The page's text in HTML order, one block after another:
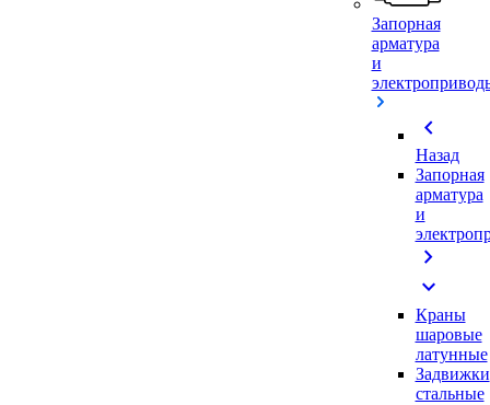
Запорная
арматура
и
chevron_left
Назад
Запорная
арматура
и
chevron_right
expand_more
Краны
шаровые
латунные
Задвижки
стальные